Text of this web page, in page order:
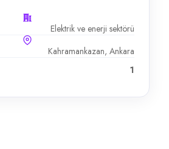
Elektrik ve enerji sektörü
Kahramankazan, Ankara
1